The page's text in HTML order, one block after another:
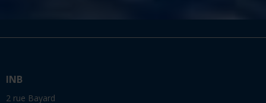
2 rue Bayard
29900 Concarneau